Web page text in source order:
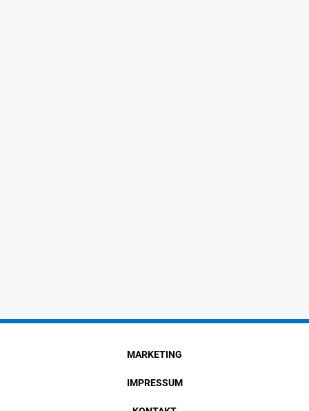
MARKETING
IMPRESSUM